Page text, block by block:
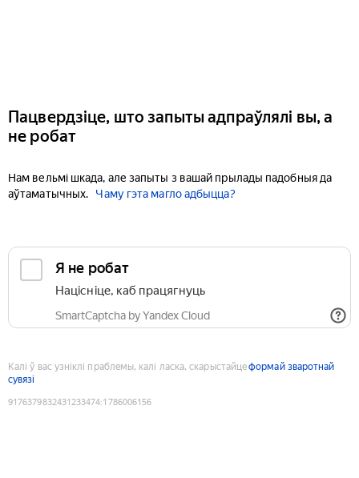
Пацвердзіце, што запыты адпраўлялі вы, а
не робат
Нам вельмі шкада, але запыты з вашай прылады падобныя да
аўтаматычных.
Чаму гэта магло адбыцца?
Я не робат
Націсніце, каб працягнуць
SmartCaptcha by Yandex Cloud
Калі ў вас узніклі праблемы, калі ласка, скарыстайцеформай зваротнай
сувязі
9176379832431233474:1786006156